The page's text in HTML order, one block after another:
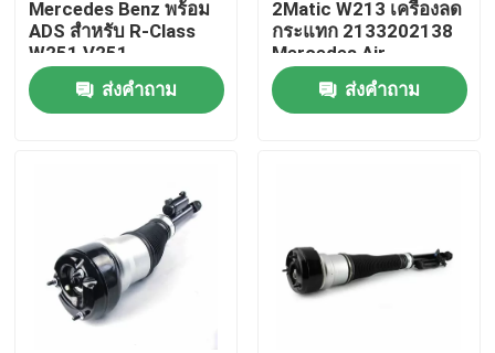
บ้าน
สินค้า
ทัวร์โรงงาน
Mercedes Benz พร้อม
ADS สําหรับ R-Class
W251 V251
2513201931
ส่งคำถาม
2Matic W213 เครื่องลด
กระแทก 2133202138
Mercedes Air
Suspension
ส่งคำถาม